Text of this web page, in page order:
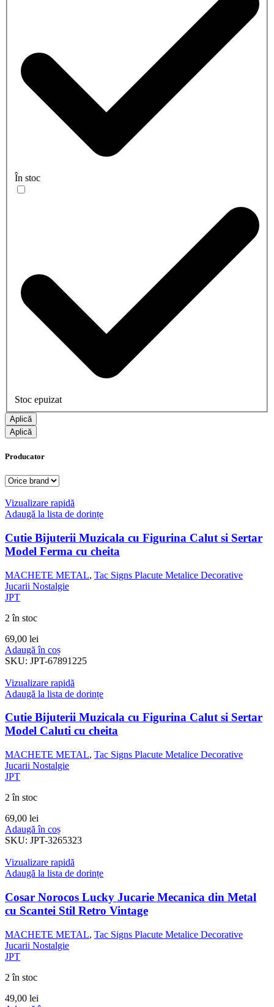
În stoc
Stoc epuizat
Aplică
Aplică
Producator
Vizualizare rapidă
Adaugă la lista de dorințe
Cutie Bijuterii Muzicala cu Figurina Calut si Sertar
Model Ferma cu cheita
MACHETE METAL, Tac Signs Placute Metalice Decorative
Jucarii Nostalgie
JPT
2 în stoc
69,00 lei
Adaugă în coș
SKU: JPT-67891225
Vizualizare rapidă
Adaugă la lista de dorințe
Cutie Bijuterii Muzicala cu Figurina Calut si Sertar
Model Caluti cu cheita
MACHETE METAL, Tac Signs Placute Metalice Decorative
Jucarii Nostalgie
JPT
2 în stoc
69,00 lei
Adaugă în coș
SKU: JPT-3265323
Vizualizare rapidă
Adaugă la lista de dorințe
Cosar Norocos Lucky Jucarie Mecanica din Metal
cu Scantei Stil Retro Vintage
MACHETE METAL, Tac Signs Placute Metalice Decorative
Jucarii Nostalgie
JPT
2 în stoc
49,00 lei